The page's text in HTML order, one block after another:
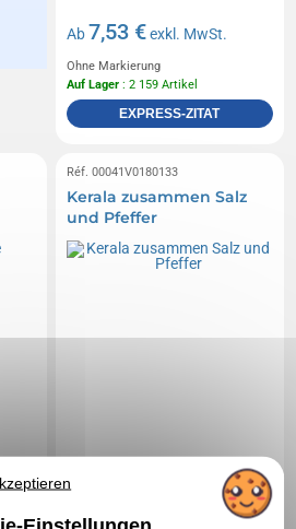
Ab7,53 €exkl. MwSt.
Ohne Markierung
Auf Lager : 2 159 Artikel
EXPRESS-ZITAT
Réf. 00041V0180133
Kerala zusammen Salz
und Pfeffer